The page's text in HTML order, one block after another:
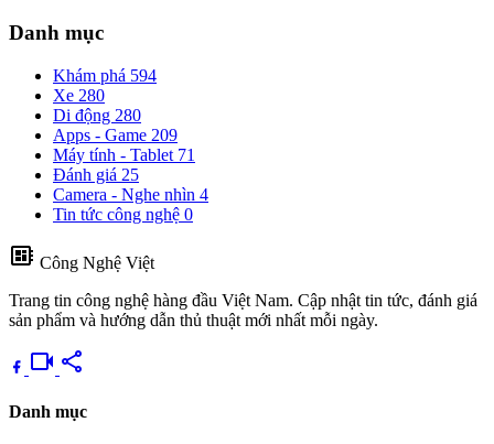
Danh mục
Khám phá 594
Xe 280
Di động 280
Apps - Game 209
Máy tính - Tablet 71
Đánh giá 25
Camera - Nghe nhìn 4
Tin tức công nghệ 0
developer_board Công Nghệ Việt
Trang tin công nghệ hàng đầu Việt Nam. Cập nhật tin tức, đánh giá
sản phẩm và hướng dẫn thủ thuật mới nhất mỗi ngày.
videocam share
Danh mục